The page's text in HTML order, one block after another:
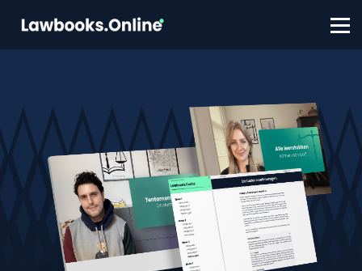
FAQ
Contact